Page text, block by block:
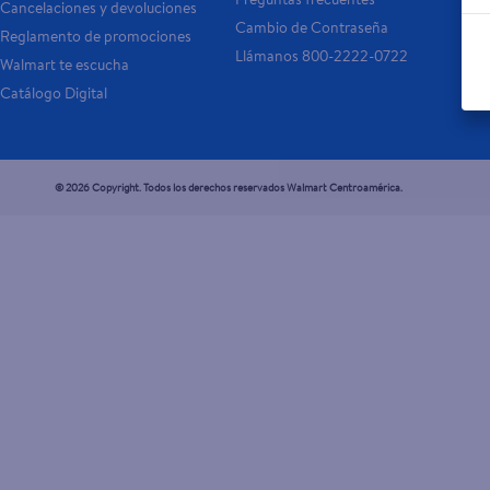
Cancelaciones y devoluciones
Reglamento de promociones
Walmart te escucha
Catálogo Digital
Cambio de Contraseña
Llámanos 800-2222-0722
-
© 2026 Copyright. Todos los derechos reservados Walmart Centroamérica.